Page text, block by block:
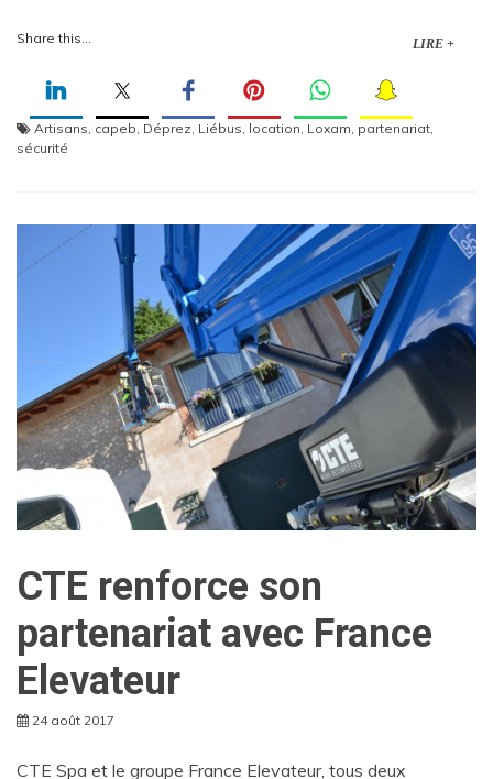
Share this... LIRE +
Artisans capeb Déprez Liébus location Loxam partenariat
sécurité
CTE renforce son
partenariat avec France
Elevateur
24 août 2017
CTE Spa et le groupe France Elevateur, tous deux